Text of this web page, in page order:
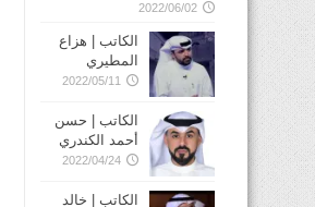
2022/06/02
الكاتب | هزاع
المطيري
2022/05/11
الكاتب | حسن
أحمد الكندري
2022/04/24
الكاتب | خالد